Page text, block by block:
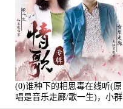
(0)谁种下的相思毒在线听(原
唱是音乐走廊/歌一生)，小群